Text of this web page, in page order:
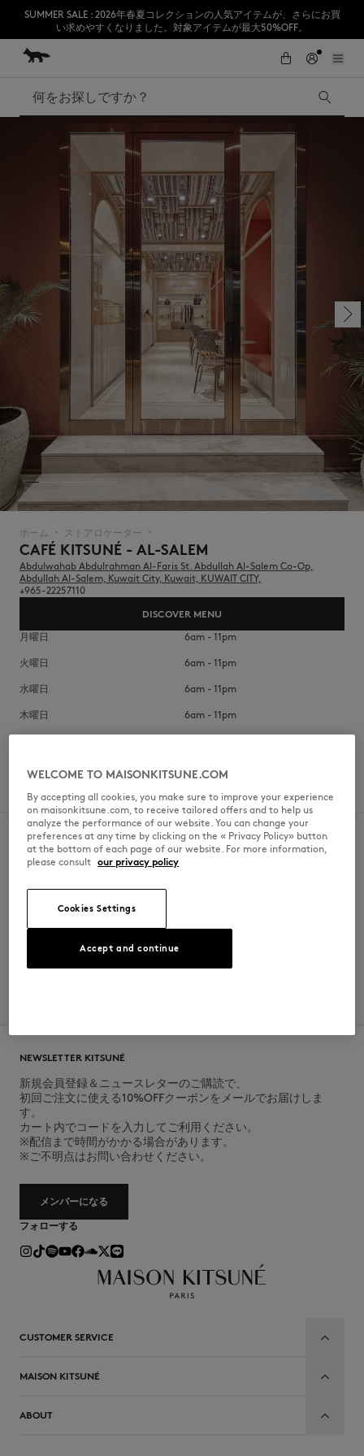
熊本地震の影響により、九州全域でお荷物のお届けに遅延が発生する見込
SUMMER SALE : 2026年春夏コレクションの人気アイテムが、さらにお買
い求めやすくなりました。対象アイテムが最大50%OFF。
コンテンツにスキップ
Skip to Footer
Edie Bags
NEW IN
検索
ホーム ▪︎ ストアロケーター ▪︎
CAFÉ KITSUNÉ - AL-SALEM
Abdulwahab Abdulrahman Al-Faris St. Abdullah Al-Salem Co-Op,
Abdullah Al-Salem, Kuwait City, Kuwait, KUWAIT CITY,
+965-22257110
DISCOVER MENU
月曜日
6am - 11pm
火曜日 6am - 11pm
水曜日 6am - 11pm
木曜日 6am - 11pm
日曜日 6am - 11pm
Paypal, Mastercard
NEWSLETTER KITSUNÉ
新規会員登録＆ニュースレターのご購読で、
初回ご注文に使える10%OFFクーポンをメールでお届けしま
す。
カート内でコードを入力してご利用ください。
※配信まで時間がかかる場合があります。
※ご不明点はお問い合わせください。
メンバーになる
フォローする
CUSTOMER SERVICE
MAISON KITSUNÉ
ABOUT
WELCOME TO MAISONKITSUNE.COM
By accepting all cookies, you make sure to improve your experience
on maisonkitsune.com, to receive tailored offers and to help us
analyze the performance of our website. You can change your
preferences at any time by clicking on the « Privacy Policy» button
at the bottom of each page of our website. For more information,
please consult our privacy policy
Cookies Settings
Accept and continue